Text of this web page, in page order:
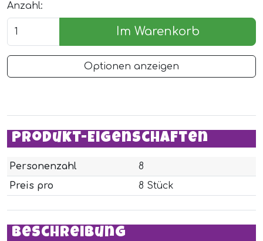
Anzahl:
Im Warenkorb
Optionen anzeigen
Produkt-Eigenschaften
Personenzahl
8
Preis pro
8 Stück
Beschreibung